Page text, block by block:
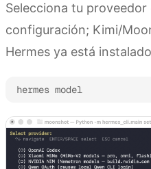
Selecciona tu
configuración; Kimi/
Hermes ya está
hermes model